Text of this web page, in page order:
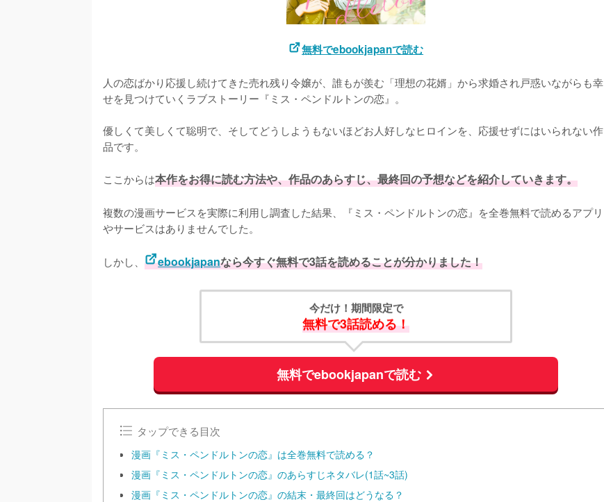
無料でebookjapanで読む
人の恋ばかり応援し続けてきた売れ残り令嬢が、誰もが羨む「理想の花婿」から求婚され戸惑いながらも幸
せを見つけていくラブストーリー『ミス・ペンドルトンの恋』。
優しくて美しくて聡明で、そしてどうしようもないほどお人好しなヒロインを、応援せずにはいられない作
品です。
ここからは本作をお得に読む方法や、作品のあらすじ、最終回の予想などを紹介していきます。
複数の漫画サービスを実際に利用し調査した結果、『ミス・ペンドルトンの恋』を全巻無料で読めるアプリ
やサービスはありませんでした。
しかし、 ebookjapanなら今すぐ無料で3話を読めることが分かりました！
今だけ！期間限定で
無料で3話読める！
無料でebookjapanで読む
タップできる目次
漫画『ミス・ペンドルトンの恋』は全巻無料で読める？
漫画『ミス・ペンドルトンの恋』のあらすじネタバレ(1話~3話)
漫画『ミス・ペンドルトンの恋』の結末・最終回はどうなる？